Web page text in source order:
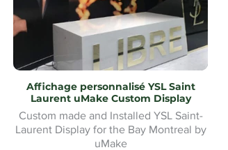
Affichage personnalisé YSL Saint
Laurent uMake Custom Display
Custom made and Installed YSL Saint-
Laurent Display for the Bay Montreal by
uMake